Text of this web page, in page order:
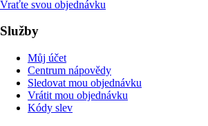
Vraťte svou objednávku
Služby
Můj účet
Centrum nápovědy
Sledovat mou objednávku
Vrátit mou objednávku
Kódy slev